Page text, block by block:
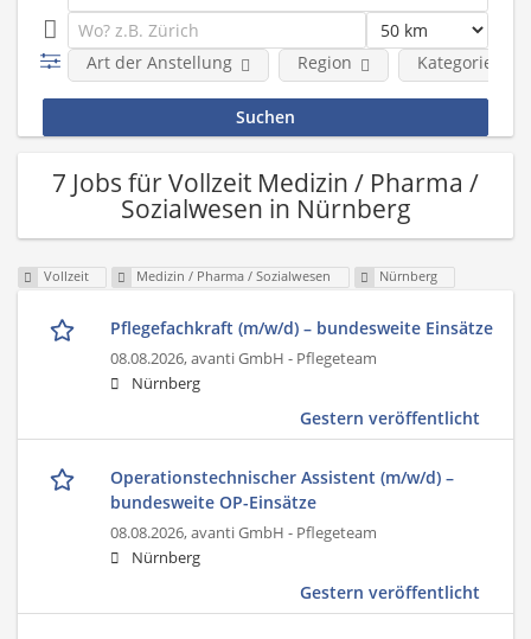
Art der Anstellung Region Kategorie
7 Jobs für Vollzeit Medizin / Pharma /
Sozialwesen in Nürnberg
Vollzeit Medizin / Pharma / Sozialwesen Nürnberg
Pflegefachkraft (m/w/d) – bundesweite Einsätze
08.08.2026,avanti GmbH - Pflegeteam
Nürnberg
Gestern veröffentlicht
Operationstechnischer Assistent (m/w/d) –
bundesweite OP-Einsätze
08.08.2026,avanti GmbH - Pflegeteam
Nürnberg
Gestern veröffentlicht